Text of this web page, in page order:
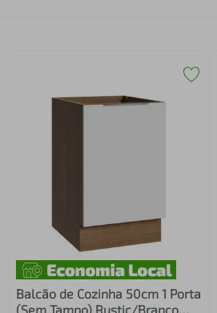
Balcão de Cozinha 50cm 1 Porta
(Sem Tampo) Rustic/Branco